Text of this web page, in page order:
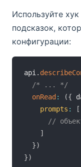
Используйте хук
подсказок,
конфигурации:
api .
/* ... */
onRead : ({
prompts :
[
//
]
})
})